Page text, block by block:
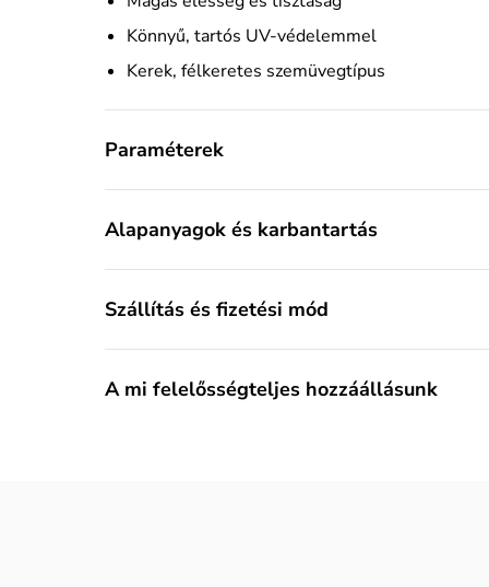
Könnyű, tartós UV-védelemmel
Kerek, félkeretes szemüvegtípus
Paraméterek
Alapanyagok és karbantartás
Szállítás és fizetési mód
A mi felelősségteljes hozzáállásunk